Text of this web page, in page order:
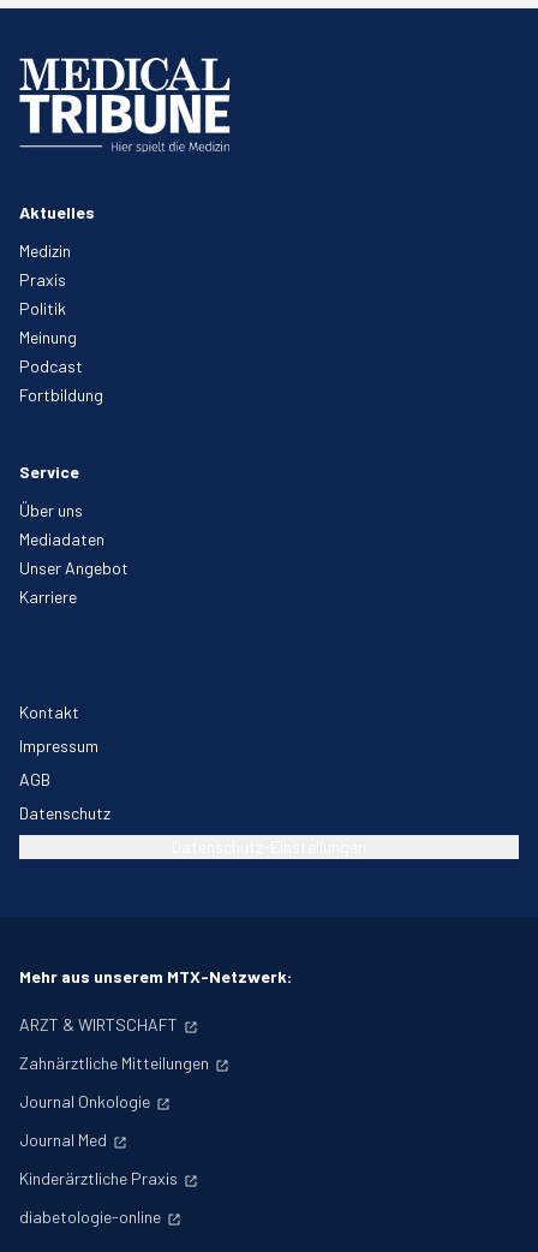
Aktuelles
Medizin
Praxis
Politik
Meinung
Podcast
Fortbildung
Service
Über uns
Mediadaten
Unser Angebot
Karriere
Kontakt
Impressum
AGB
Datenschutz
Mehr aus unserem MTX-Netzwerk:
ARZT & WIRTSCHAFT
Zahnärztliche Mitteilungen
Journal Onkologie
Journal Med
Kinderärztliche Praxis
diabetologie-online